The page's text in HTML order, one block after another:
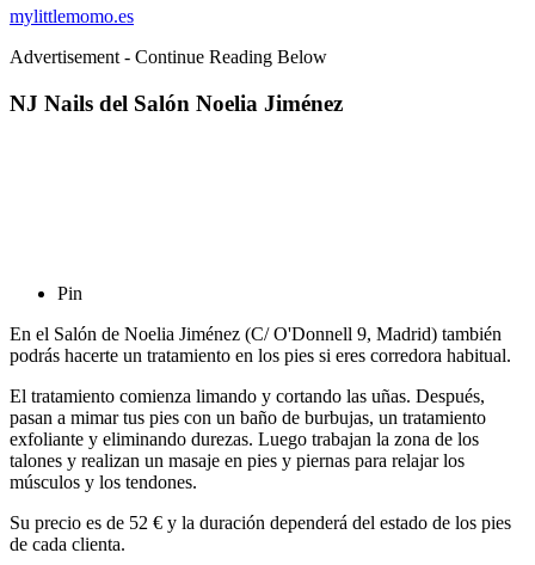
mylittlemomo.es
Advertisement - Continue Reading Below
NJ Nails del Salón Noelia Jiménez
Pin
En el Salón de Noelia Jiménez (C/ O'Donnell 9, Madrid) también
podrás hacerte un tratamiento en los pies si eres corredora habitual.
El tratamiento comienza limando y cortando las uñas. Después,
pasan a mimar tus pies con un baño de burbujas, un tratamiento
exfoliante y eliminando durezas. Luego trabajan la zona de los
talones y realizan un masaje en pies y piernas para relajar los
músculos y los tendones.
Su precio es de 52 € y la duración dependerá del estado de los pies
de cada clienta.